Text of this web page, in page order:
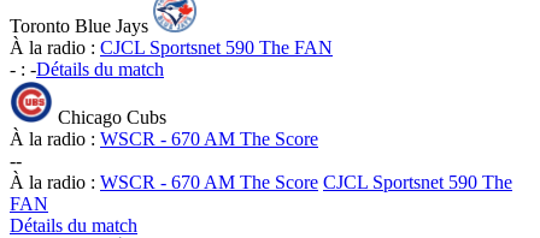
Toronto Blue Jays
À la radio : CJCL Sportsnet 590 The FAN
- : -Détails du match
Chicago Cubs
À la radio : WSCR - 670 AM The Score
--
À la radio : WSCR - 670 AM The Score CJCL Sportsnet 590 The
FAN
Détails du match